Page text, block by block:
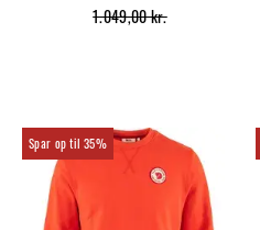
1.049,00 kr.
35%